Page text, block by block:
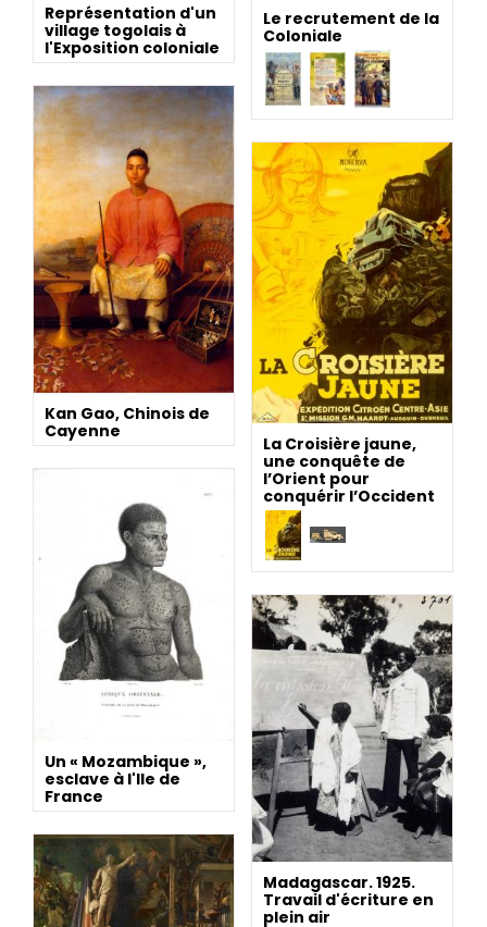
Le recrutement de la
Coloniale
Représentation d'un
village togolais à
l'Exposition coloniale
Kan Gao, Chinois de
Cayenne
La Croisière jaune,
une conquête de
l’Orient pour
conquérir l’Occident
Un « Mozambique »,
esclave à l'Ile de
France
Madagascar. 1925.
Travail d'écriture en
plein air